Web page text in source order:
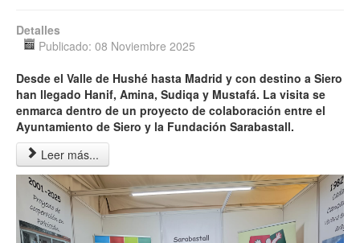
Detalles
Publicado: 08 Noviembre 2025
Desde el Valle de Hushé hasta Madrid y con destino a Siero
han llegado Hanif, Amina, Sudiqa y Mustafá. La visita se
enmarca dentro de un proyecto de colaboración entre el
Ayuntamiento de Siero y la Fundación Sarabastall.
Leer más...